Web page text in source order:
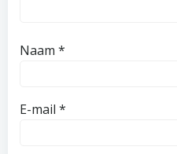
Naam *
E-mail *